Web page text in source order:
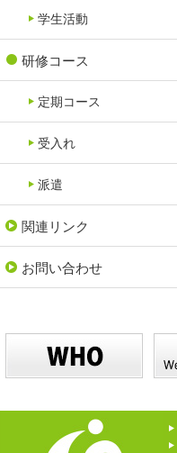
学生活動
研修コース
定期コース
受入れ
派遣
関連リンク
お問い合わせ